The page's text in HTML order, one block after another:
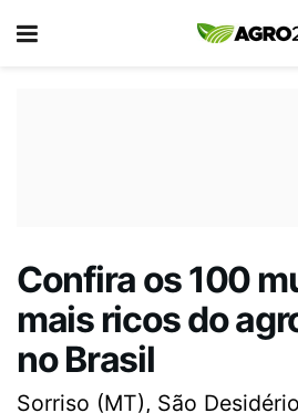
Confira os 100
mais ricos do
no Brasil
Sorriso (MT), São